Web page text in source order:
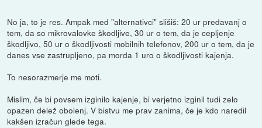
No ja, to je res. Ampak med "alternativci" slišiš: 20 ur predavanj o
tem, da so mikrovalovke škodljive, 30 ur o tem, da je cepljenje
škodljivo, 50 ur o škodljivosti mobilnih telefonov, 200 ur o tem, da je
danes vse zastrupljeno, pa morda 1 uro o škodljivosti kajenja.
To nesorazmerje me moti.
Mislim, če bi povsem izginilo kajenje, bi verjetno izginil tudi zelo
opazen delež obolenj. V bistvu me prav zanima, če je kdo naredil
kakšen izračun glede tega.